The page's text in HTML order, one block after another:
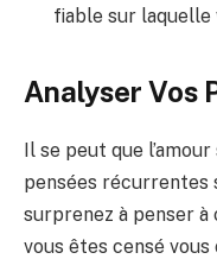
fiable sur laquelle
Analyser Vos
Il se peut que
pensées récurrentes
surprenez à penser
vous êtes censé